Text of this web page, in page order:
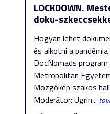
LOCKDOWN.
doku-
Hogyan lehet
és alkotni a
DocNomads
Metropolitan
Mozgókép szakos
Moderátor: Ugrin...